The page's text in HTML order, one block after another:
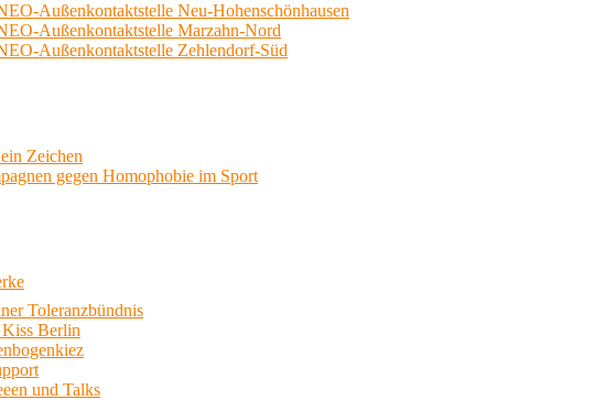
Außenkontaktstelle Neu-Hohenschönhausen
Außenkontaktstelle Marzahn-Nord
Außenkontaktstelle Zehlendorf-Süd
Zeichen
gegen Homophobie im Sport
Toleranzbündnis
Berlin
und Talks